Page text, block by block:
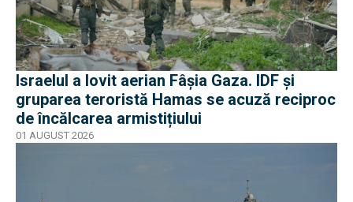
Israelul a lovit aerian Fâșia Gaza. IDF și
gruparea teroristă Hamas se acuză reciproc
de încălcarea armistițiului
01 AUGUST 2026